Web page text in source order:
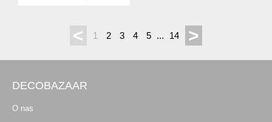
< 1 2 3 4 5 ... 14 >
DECOBAZAAR
O nas